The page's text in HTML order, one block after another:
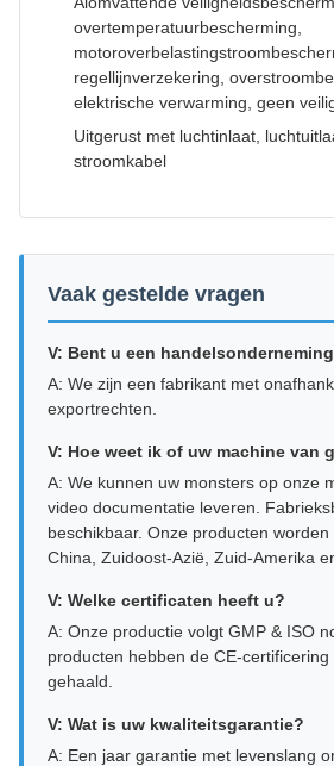
overtemperatuurbescherming,
regellijnverzekering,
elektrische verwarming, geen
Uitgerust met luchtinlaat,
stroomkabel
Vaak gestelde vragen
V: Bent u een
A: We zijn een fabrikant met
exportrechten.
V: Hoe weet ik of uw machine van
A: We kunnen uw monsters op onze
video documentatie leveren.
beschikbaar. Onze producten
China, Zuidoost-Azië, Zuid-Amerika
V: Welke certificaten heeft u?
A: Onze productie volgt GMP & ISO
producten hebben de CE-
gehaald.
V: Wat is uw kwaliteitsgarantie?
A: Een jaar garantie met levenslang